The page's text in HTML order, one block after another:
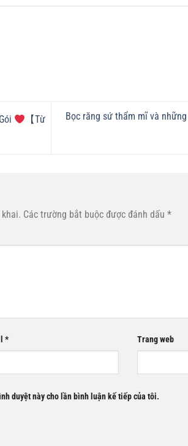
【Từ
Bọc răng sứ thẩm mĩ và
Các trường bắt buộc được đánh dấu *
* Trang web
duyệt này cho lần bình luận kế tiếp của tôi.